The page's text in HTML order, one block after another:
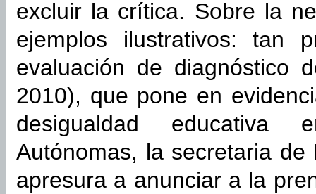
excluir la crítica. Sobre la
ejemplos ilustrativos: tan
evaluación de diagnóstico
2010), que pone en
desigualdad educativa
Autónomas, la secretaria
apresura a anunciar a la